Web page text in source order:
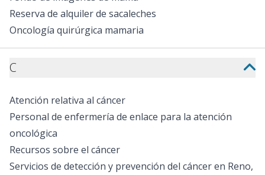
Reserva de alquiler de sacaleches
Oncología quirúrgica mamaria
C
Atención relativa al cáncer
Personal de enfermería de enlace para la atención
oncológica
Recursos sobre el cáncer
Servicios de detección y prevención del cáncer en Reno,